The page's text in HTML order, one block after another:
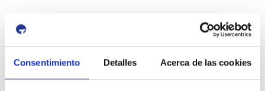
Consentimiento Detalles Acerca de las cookies